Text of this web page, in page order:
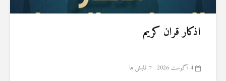
اذکار قران کریم
4 آگوست 2026 7 نمایش ها